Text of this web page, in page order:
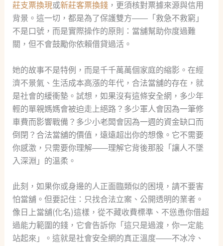
莊支票換現或新莊客票換錢，更須核對票據來源與信用
背景。這一切，都是為了保護雙方——「救急不救窮」
不是口號，而是實際操作的原則：當舖幫助你度過難
關，但不會鼓勵你依賴借貸過活。
她的故事不是特例，而是千千萬萬個家庭的縮影。在經
濟不景氣、生活成本高漲的年代，合法當舖的存在，就
是社會的緩衝墊。試想，如果沒有這條安全網，多少年
輕的單親媽媽會被迫走上絕路？多少軍人會因為一筆修
車費而影響戰備？多少小老闆會因為一週的資金缺口而
倒閉？合法當舖的價值，遠遠超出你的想像。它不需要
你感激，只需要你理解——理解它背後那股「讓人不墜
入深淵」的溫柔。
此刻，如果你或身邊的人正面臨類似的困境，請不要害
怕當舖。但要記住：只找合法立案、公開透明的業者。
像日上當舖(化名)這樣，從不藏收費標準、不慫恿你借超
過能力範圍的錢，它會告訴你「這只是過渡，你一定能
站起來」。這就是社會安全網的真正溫度——不冰冷、